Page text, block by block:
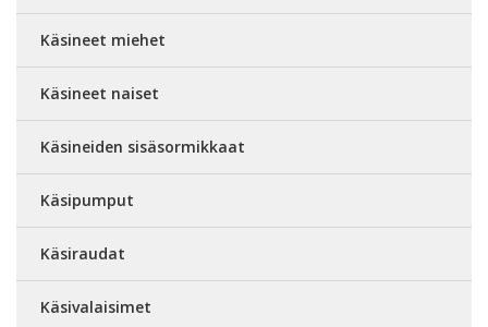
Käsineet miehet
Käsineet naiset
Käsineiden sisäsormikkaat
Käsipumput
Käsiraudat
Käsivalaisimet